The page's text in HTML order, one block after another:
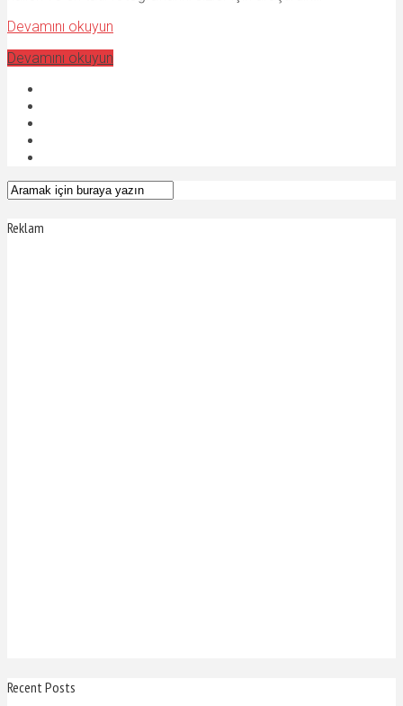
Devamını okuyun
Devamını okuyun
Reklam
Recent Posts